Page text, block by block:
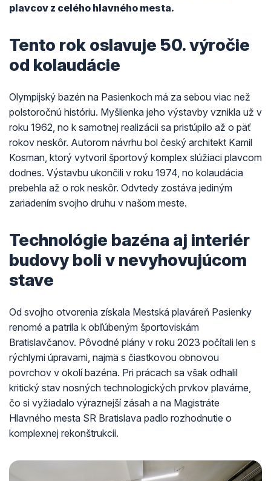
plavcov z celého hlavného mesta.
Tento rok oslavuje 50. výročie
od kolaudácie
Olympijský bazén na Pasienkoch má za sebou viac než
polstoročnú históriu. Myšlienka jeho výstavby vznikla už v
roku 1962, no k samotnej realizácii sa pristúpilo až o päť
rokov neskôr. Autorom návrhu bol český architekt Kamil
Kosman, ktorý vytvoril športový komplex slúžiaci plavcom
dodnes. Výstavbu ukončili v roku 1974, no kolaudácia
prebehla až o rok neskôr. Odvtedy zostáva jediným
zariadením svojho druhu v našom meste.
Technológie bazéna aj interiér
budovy boli v nevyhovujúcom
stave
Od svojho otvorenia získala Mestská plaváreň Pasienky
renomé a patrila k obľúbeným športoviskám
Bratislavčanov. Pôvodné plány v roku 2023 počítali len s
rýchlymi úpravami, najmä s čiastkovou obnovou
povrchov v okolí bazéna. Pri prácach sa však odhalil
kritický stav nosných technologických prvkov plavárne,
čo si vyžiadalo výraznejší zásah a na Magistráte
Hlavného mesta SR Bratislava padlo rozhodnutie o
komplexnej rekonštrukcii.